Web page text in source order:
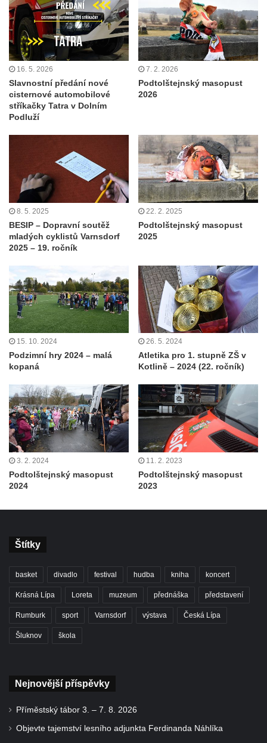
16. 5. 2026
Slavnostní předání nové
cisternové automobilové
stříkačky Tatra v Dolním
Podluží
7. 2. 2026
Podtolštejnský masopust
2026
8. 5. 2025
BESIP – Dopravní soutěž
mladých cyklistů Varnsdorf
2025 – 19. ročník
22. 2. 2025
Podtolštejnský masopust
2025
15. 10. 2024
Podzimní hry 2024 – malá
kopaná
26. 5. 2024
Atletika pro 1. stupně ZŠ v
Kotlině – 2024 (22. ročník)
3. 2. 2024
Podtolštejnský masopust
2024
11. 2. 2023
Podtolštejnský masopust
2023
Štítky
basket divadlo festival hudba kniha koncert
Krásná Lípa Loreta muzeum přednáška představení
Rumburk sport Varnsdorf výstava Česká Lípa
Šluknov škola
Nejnovější příspěvky
Příměstský tábor 3. – 7. 8. 2026
Objevte tajemství lesního adjunkta Ferdinanda Náhlíka